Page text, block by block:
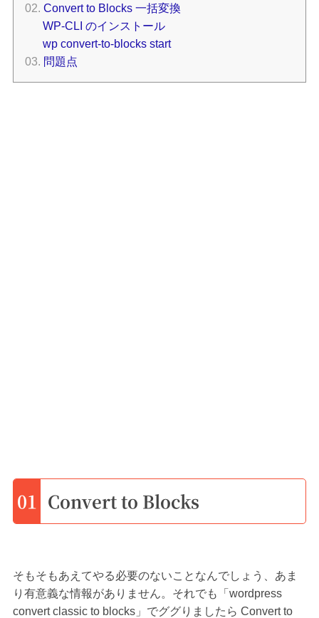
Convert to Blocks 一括変換
WP-CLI のインストール
wp convert-to-blocks start
問題点
01 Convert to Blocks
そもそもあえてやる必要のないことなんでしょう、あま
り有意義な情報がありません。それでも「wordpress
convert classic to blocks」でググりましたら Convert to